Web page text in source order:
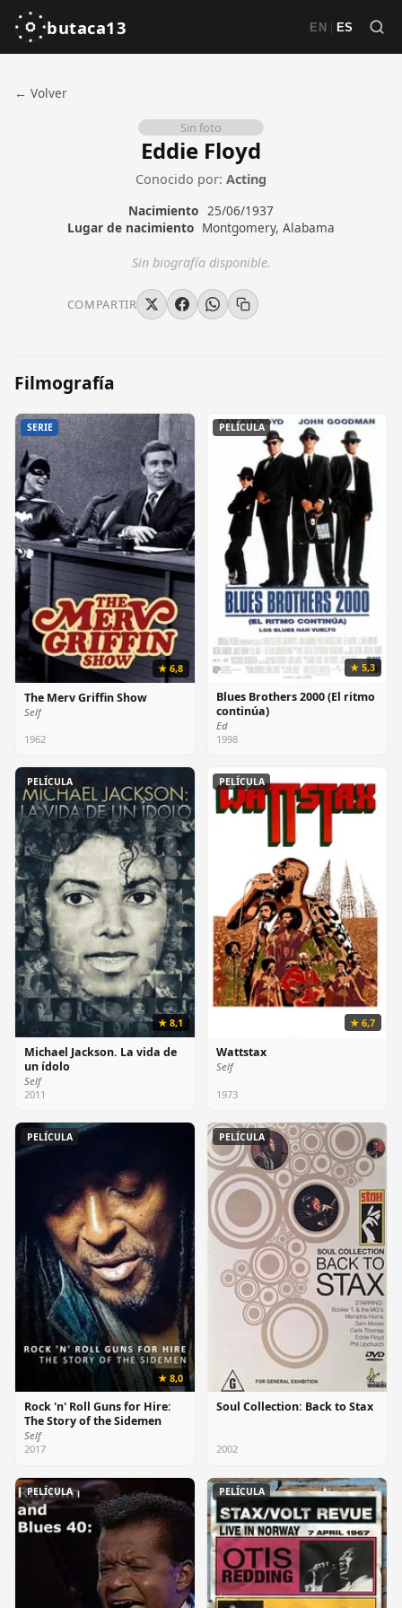
butaca13 EN | ES
← Volver
Sin foto
Eddie Floyd
Conocido por: Acting
Nacimiento 25/06/1937
Lugar de nacimiento Montgomery, Alabama
Sin biografía disponible.
COMPARTIR
Filmografía
SERIE
★ 6,8
The Merv Griffin Show
Self
1962
PELÍCULA
★ 5,3
Blues Brothers 2000 (El ritmo
continúa)
Ed
1998
PELÍCULA
★ 8,1
Michael Jackson. La vida de
un ídolo
Self
2011
PELÍCULA
★ 6,7
Wattstax
Self
1973
PELÍCULA
★ 8,0
Rock 'n' Roll Guns for Hire:
The Story of the Sidemen
Self
2017
PELÍCULA
Soul Collection: Back to Stax
2002
PELÍCULA PELÍCULA